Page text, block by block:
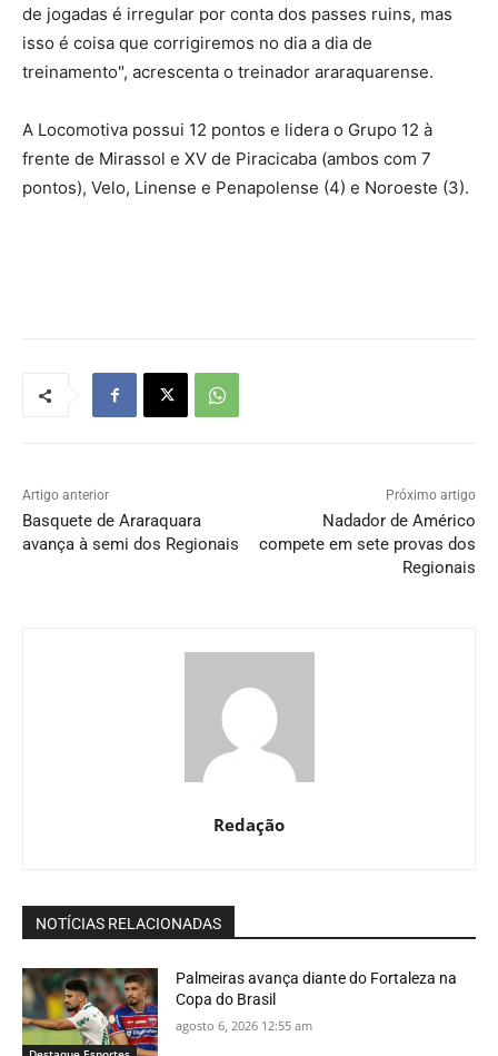
de jogadas é irregular por conta dos passes ruins, mas
isso é coisa que corrigiremos no dia a dia de
treinamento", acrescenta o treinador araraquarense.
A Locomotiva possui 12 pontos e lidera o Grupo 12 à
frente de Mirassol e XV de Piracicaba (ambos com 7
pontos), Velo, Linense e Penapolense (4) e Noroeste (3).
Artigo anterior
Basquete de Araraquara
avança à semi dos Regionais
Próximo artigo
Nadador de Américo
compete em sete provas dos
Regionais
Redação
NOTÍCIAS RELACIONADAS
Palmeiras avança diante do Fortaleza na
Copa do Brasil
agosto 6, 2026 12:55 am